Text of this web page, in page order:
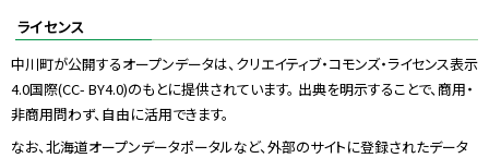
ライセンス
中川町が公開するオープンデータは、クリエイティブ・コモンズ・ライセンス表示
4.0国際(CC- BY4.0)のもとに提供されています。 出典を明示することで、商用・
非商用問わず、自由に活用できます。
なお、北海道オープンデータポータルなど、外部のサイトに登録されたデータ